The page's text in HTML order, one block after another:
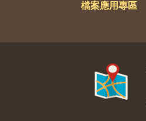
檔案應用專區